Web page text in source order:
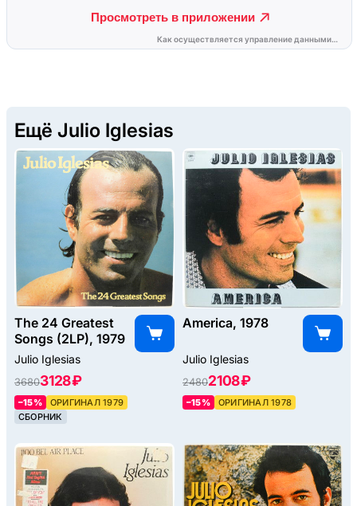
Ещё Julio Iglesias
The 24 Greatest
Songs (2LP), 1979
Julio Iglesias
36803128 ₽
–15%
ОРИГИНАЛ 1979
СБОРНИК
America, 1978
Julio Iglesias
24802108 ₽
–15% ОРИГИНАЛ 1978